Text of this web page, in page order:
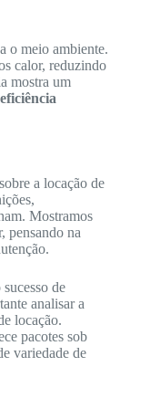
o meio ambiente.
calor, reduzindo
mostra um
eficiência
a locação de
Mostramos
pensando na
de
analisar a
locação.
pacotes sob
variedade de